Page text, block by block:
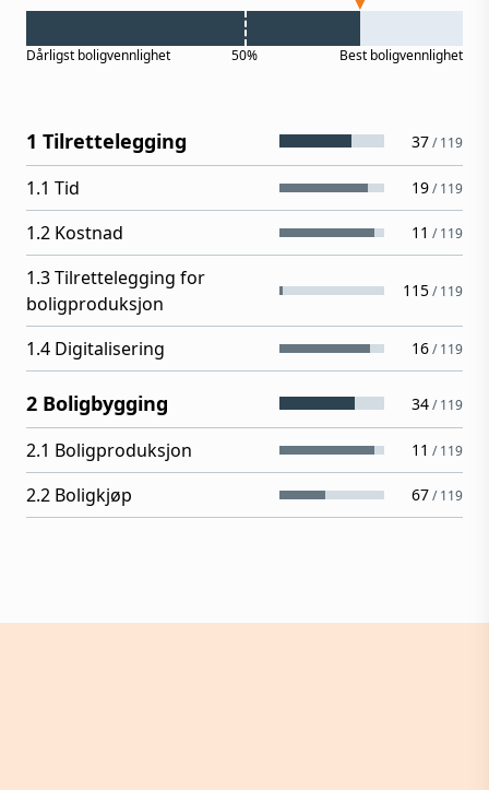
Dårligst boligvennlighet 50% Best boligvennlighet
1 Tilrettelegging 37/119
1.1 Tid 19/119
1.2 Kostnad 11 /119
1.3 Tilrettelegging for
boligproduksjon
115/119
1.4 Digitalisering 16/119
2 Boligbygging 34/119
2.1 Boligproduksjon 11 /119
2.2 Boligkjøp 67/119